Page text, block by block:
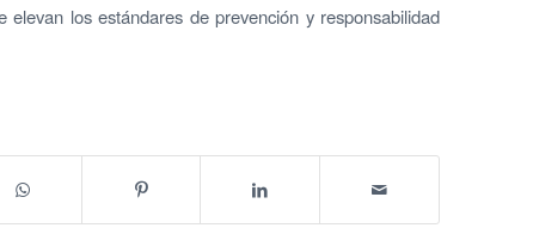
elevan los estándares de prevención y responsabilidad